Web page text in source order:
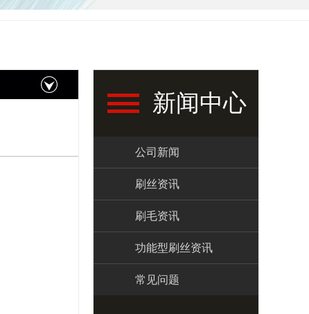
新闻中心
公司新闻
刷丝资讯
刷毛资讯
功能型刷丝资讯
常见问题